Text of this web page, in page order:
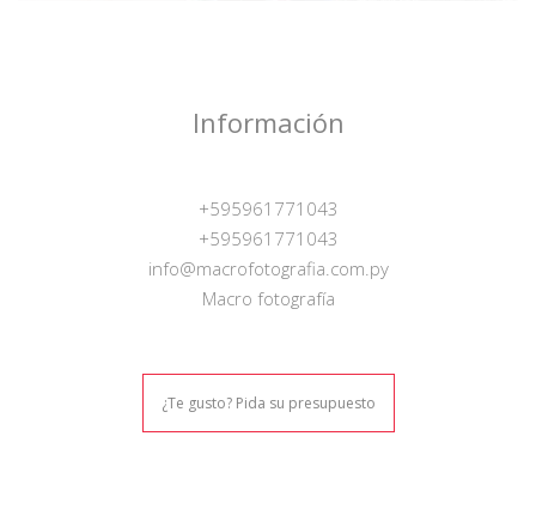
Información
+595961771043
+595961771043
info@macrofotografia.com.py
Macro fotografía
¿Te gusto? Pida su presupuesto